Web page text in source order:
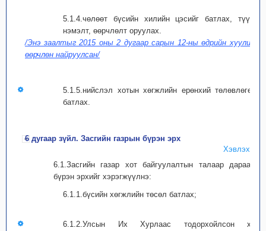
5.1.4.чөлөөт бүсийн хилийн цэсийг батлах, түүнд
нэмэлт, өөрчлөлт оруулах.
/Энэ заалтыг 2015 оны 2 дугаар сарын 12-ны өдрийн хуулиар
өөрчлөн найруулсан/
5.1.5.нийслэл хотын хөгжлийн ерөнхий төлөвлөгөөг
батлах.
6 дугаар зүйл. Засгийн газрын бүрэн эрх
Хэвлэх
6.1.Засгийн газар хот байгуулалтын талаар дараахь
бүрэн эрхийг хэрэгжүүлнэ:
6.1.1.бүсийн хөгжлийн төсөл батлах;
6.1.2.Улсын Их Хурлаас тодорхойлсон хот